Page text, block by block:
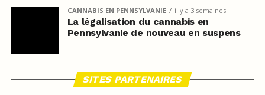
CANNABIS EN PENNSYLVANIE il y a 3 semaines
La légalisation du cannabis en
Pennsylvanie de nouveau en suspens
SITES PARTENAIRES